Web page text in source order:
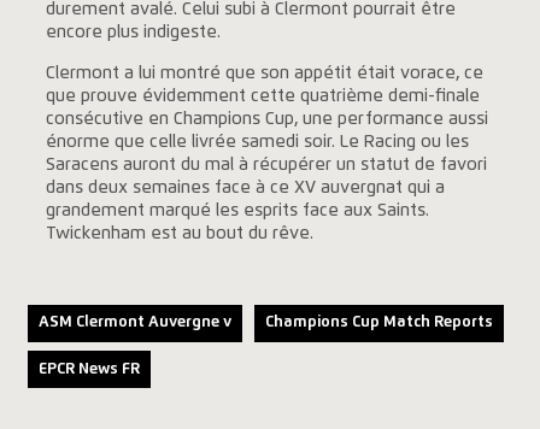
durement avalé. Celui subi à Clermont pourrait être
encore plus indigeste.
Clermont a lui montré que son appétit était vorace, ce
que prouve évidemment cette quatrième demi-finale
consécutive en Champions Cup, une performance aussi
énorme que celle livrée samedi soir. Le Racing ou les
Saracens auront du mal à récupérer un statut de favori
dans deux semaines face à ce XV auvergnat qui a
grandement marqué les esprits face aux Saints.
Twickenham est au bout du rêve.
ASM Clermont Auvergne v Champions Cup Match Reports
EPCR News FR